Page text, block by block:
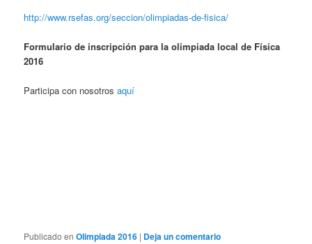
http://www.rsefas.org/seccion/olimpiadas-de-fisica/
Formulario de inscripción para la olimpiada local de Física
2016
Participa con nosotrosaquí
Publicado en Olimpiada 2016 | Deja un comentario